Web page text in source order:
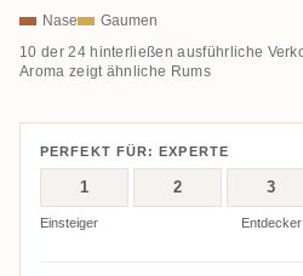
Nase Gaumen
10 der 24 hinterließen ausführliche
Aroma zeigt ähnliche Rums
PERFEKT FÜR: EXPERTE
1 2 3
Einsteiger Entdecker